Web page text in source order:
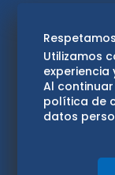
Utilizamos
Al
política de
datos